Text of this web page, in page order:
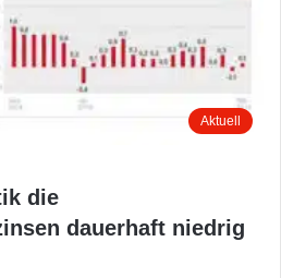
Aktuell
die
dauerhaft niedrig